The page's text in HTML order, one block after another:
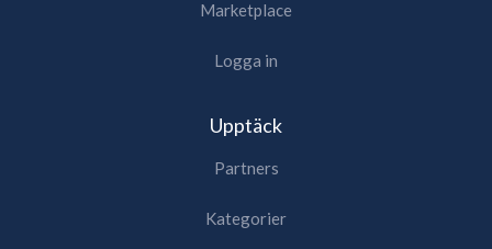
Marketplace
Logga in
Upptäck
Partners
Kategorier